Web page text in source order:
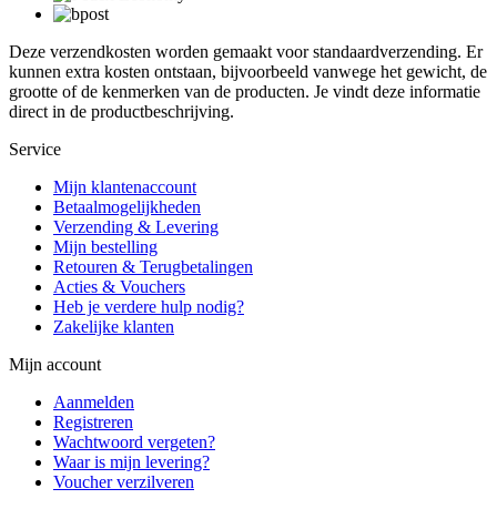
Deze verzendkosten worden gemaakt voor standaardverzending. Er
kunnen extra kosten ontstaan, bijvoorbeeld vanwege het gewicht, de
grootte of de kenmerken van de producten. Je vindt deze informatie
direct in de productbeschrijving.
Service
Mijn klantenaccount
Betaalmogelijkheden
Verzending & Levering
Mijn bestelling
Retouren & Terugbetalingen
Acties & Vouchers
Heb je verdere hulp nodig?
Zakelijke klanten
Mijn account
Aanmelden
Registreren
Wachtwoord vergeten?
Waar is mijn levering?
Voucher verzilveren